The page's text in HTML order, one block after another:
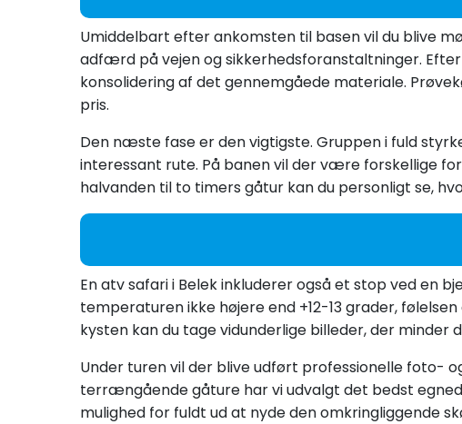
Umiddelbart efter ankomsten til basen vil du blive
adfærd på vejen og sikkerhedsforanstaltninger.
konsolidering af det gennemgåede materiale.
pris.
Den næste fase er den vigtigste. Gruppen i fuld
interessant rute. På banen vil der være forskellige
halvanden til to timers gåtur kan du personligt se,
En atv safari i Belek inkluderer også et stop ved en
temperaturen ikke højere end +12-13 grader,
kysten kan du tage vidunderlige billeder, der minder
Under turen vil der blive udført professionelle foto-
terrængående gåture har vi udvalgt det bedst
mulighed for fuldt ud at nyde den omkringliggende